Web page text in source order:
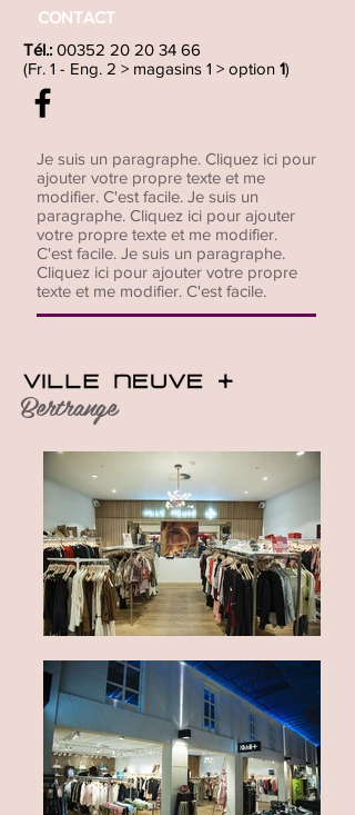
CONTACT
Tél.: 00352 20 20 34 66
(Fr. 1 - Eng. 2 > magasins 1 > option 1)
Je suis un paragraphe. Cliquez ici pour
ajouter votre propre texte et me
modifier. C'est facile. Je suis un
paragraphe. Cliquez ici pour ajouter
votre propre texte et me modifier.
C'est facile. Je suis un paragraphe.
Cliquez ici pour ajouter votre propre
texte et me modifier. C'est facile.
Bertrange